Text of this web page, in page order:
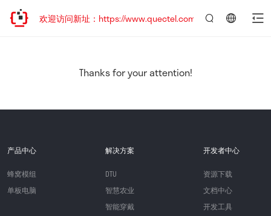
已迁移，欢迎访问新址：https://www.quectel.com.cn
Thanks for your attention!
产品中心
蜂窝模组
单板电脑
解决方案
DTU
智慧农业
智能穿戴
开发者中心
资源下载
文档中心
开发工具